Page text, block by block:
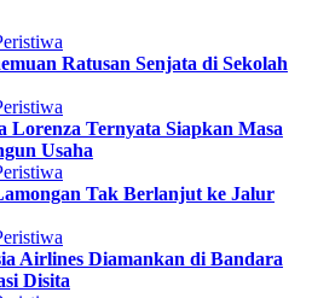
Ratusan Senjata di Sekolah
Lorenza Ternyata Siapkan Masa
Usaha
Tak Berlanjut ke Jalur
Airlines Diamankan di Bandara
Disita